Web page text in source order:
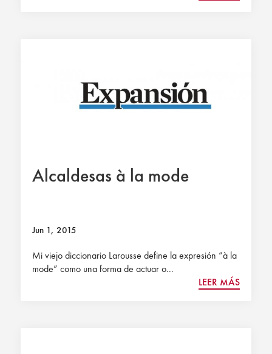
Alcaldesas à la mode
Jun 1, 2015
Mi viejo diccionario Larousse define la expresión “à la
mode” como una forma de actuar o...
LEER MÁS